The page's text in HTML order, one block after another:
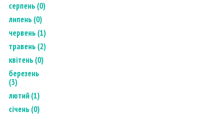
серпень (0)
липень (0)
червень (1)
травень (2)
квітень (0)
березень
(3)
лютий (1)
січень (0)